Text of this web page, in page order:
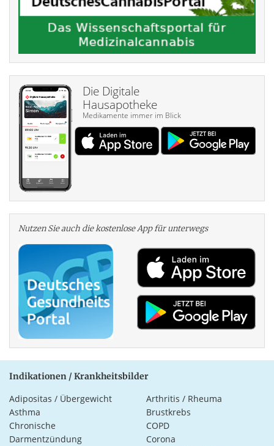
Die Digitale
Hausapotheke
Medikamente immer im Blick
Nutzen Sie auch die kosten­lose App für unterwegs
Indikationen / Krankheitsbilder
Adipositas / Übergewicht
Arthritis / Rheuma
Asthma
Brustkrebs
Chronische
Darmentzündung
COPD
Corona